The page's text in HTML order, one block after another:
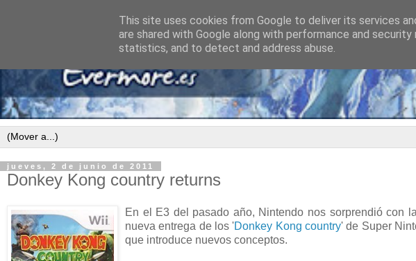
jueves, 2 de junio de 2011
Donkey Kong country returns
En el E3 del pasado año, Nintendo nos sorprendió con
nueva entrega de los 'Donkey Kong country' de Super
que introduce nuevos conceptos.
This site uses cookies from Google to deliver its services
are shared with Google along with performance and
statistics, and to detect and address abuse.